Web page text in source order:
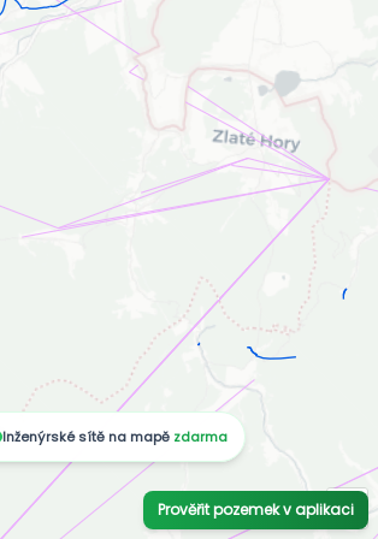
Inženýrské sítě na mapě zdarma
Prověřit pozemek v aplikaci
i